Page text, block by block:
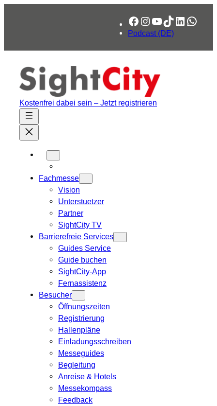
Facebook
Instagram
YouTube
TikTok
LinkedIn
Podcast (DE)
Kostenfrei dabei sein – Jetzt registrieren
Fachmesse
Vision
Unterstuetzer
Partner
SightCity TV
Barrierefreie Services
Guides Service
Guide buchen
SightCity-App
Fernassistenz
Besucher
Öffnungszeiten
Registrierung
Hallenpläne
Einladungsschreiben
Messeguides
Begleitung
Anreise & Hotels
Messekompass
Feedback